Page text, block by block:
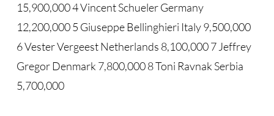
15,900,000 4 Vincent Schueler Germany
12,200,000 5 Giuseppe Bellinghieri Italy 9,500,000
6 Vester Vergeest Netherlands 8,100,000 7 Jeffrey
Gregor Denmark 7,800,000 8 Toni Ravnak Serbia
5,700,000